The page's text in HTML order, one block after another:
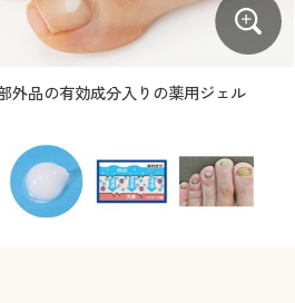
のご注文
ト
のご注文
外品の有効成分入りの薬用ジェル